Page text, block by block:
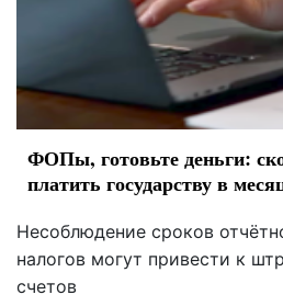
ФОПы, готовьте деньги:
платить государству в
Несоблюдение сроков
налогов могут привести к
счетов